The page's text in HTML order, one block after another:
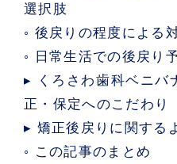
選択肢
◦ 後戻りの程度による
◦ 日常生活での後戻り
▸ くろさわ歯科ベニバ
正・保定へのこだわり
▸ 矯正後戻りに関する
◦ この記事のまとめ